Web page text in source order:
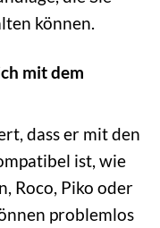
können.
mit dem
dass er mit den
ist, wie
Roco, Piko oder
problemlos